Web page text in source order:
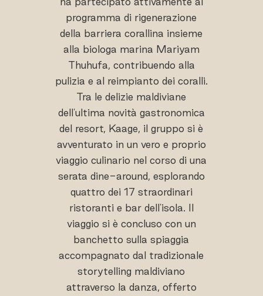
programma di rigenerazione
della barriera corallina insieme
alla biologa marina Mariyam
Thuhufa, contribuendo alla
pulizia e al reimpianto dei coralli.
Tra le delizie maldiviane
dell'ultima novità gastronomica
del resort, Kaage, il gruppo si è
avventurato in un vero e proprio
viaggio culinario nel corso di una
serata dine-around, esplorando
quattro dei 17 straordinari
ristoranti e bar dell'isola. Il
viaggio si è concluso con un
banchetto sulla spiaggia
accompagnato dal tradizionale
storytelling maldiviano
attraverso la danza, offerto